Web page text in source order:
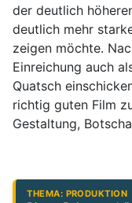
der deutlich
deutlich mehr
zeigen möchte.
Einreichung auch
Quatsch
richtig guten Film
Gestaltung,
THEMA: PRODUKTION